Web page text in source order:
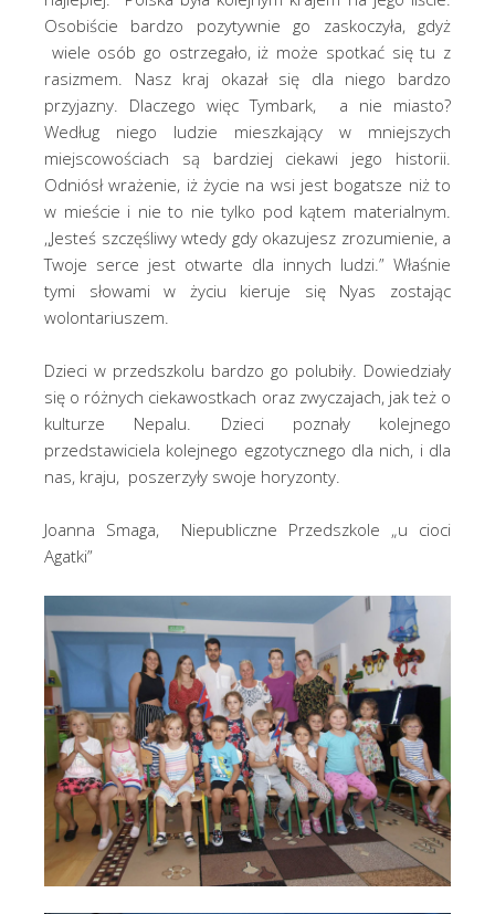
Osobiście bardzo pozytywnie go zaskoczyła, gdyż
wiele osób go ostrzegało, iż może spotkać się tu z
rasizmem. Nasz kraj okazał się dla niego bardzo
przyjazny. Dlaczego więc Tymbark, a nie miasto?
Według niego ludzie mieszkający w mniejszych
miejscowościach są bardziej ciekawi jego historii.
Odniósł wrażenie, iż życie na wsi jest bogatsze niż to
w mieście i nie to nie tylko pod kątem materialnym.
,,Jesteś szczęśliwy wtedy gdy okazujesz zrozumienie, a
Twoje serce jest otwarte dla innych ludzi.” Właśnie
tymi słowami w życiu kieruje się Nyas zostając
wolontariuszem.
Dzieci w przedszkolu bardzo go polubiły. Dowiedziały
się o różnych ciekawostkach oraz zwyczajach, jak też o
kulturze Nepalu. Dzieci poznały kolejnego
przedstawiciela kolejnego egzotycznego dla nich, i dla
nas, kraju, poszerzyły swoje horyzonty.
Joanna Smaga, Niepubliczne Przedszkole „u cioci
Agatki”